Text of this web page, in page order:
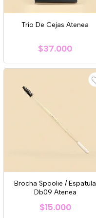
Trio De Cejas Atenea
$37.000
Brocha Spoolie / Espatula
Db09 Atenea
$15.000